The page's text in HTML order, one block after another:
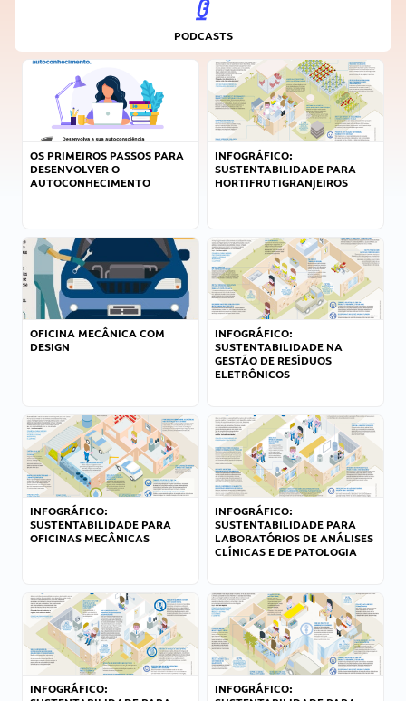
PODCASTS
OS PRIMEIROS PASSOS PARA
DESENVOLVER O
AUTOCONHECIMENTO
INFOGRÁFICO:
SUSTENTABILIDADE PARA
HORTIFRUTIGRANJEIROS
OFICINA MECÂNICA COM
DESIGN
INFOGRÁFICO:
SUSTENTABILIDADE NA
GESTÃO DE RESÍDUOS
ELETRÔNICOS
INFOGRÁFICO:
SUSTENTABILIDADE PARA
OFICINAS MECÂNICAS
INFOGRÁFICO:
SUSTENTABILIDADE PARA
LABORATÓRIOS DE ANÁLISES
CLÍNICAS E DE PATOLOGIA
INFOGRÁFICO:
INFOGRÁFICO: